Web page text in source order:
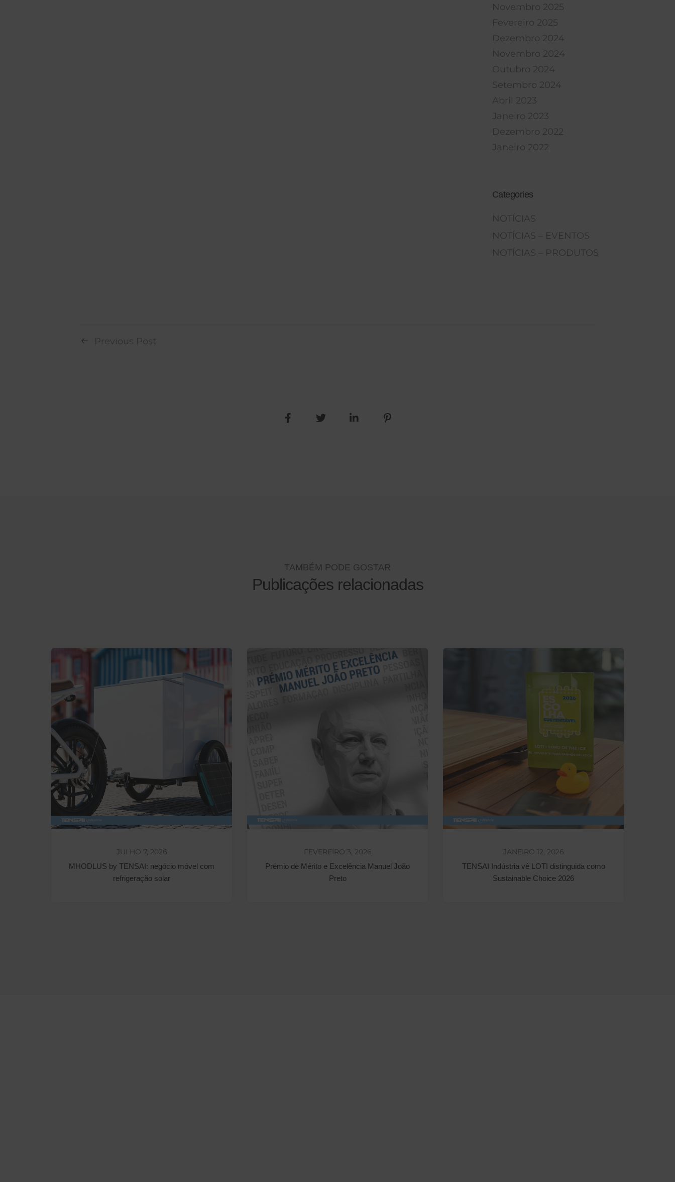
Novembro 2025
Fevereiro 2025
Dezembro 2024
Novembro 2024
Outubro 2024
Setembro 2024
Abril 2023
Janeiro 2023
Dezembro 2022
Janeiro 2022
Categories
NOTÍCIAS
NOTÍCIAS – EVENTOS
NOTÍCIAS – PRODUTOS
Previous Post
TAMBÉM PODE GOSTAR
Publicações relacionadas
JULHO 7, 2026
MHODLUS by TENSAI: negócio móvel com
refrigeração solar
FEVEREIRO 3, 2026
Prémio de Mérito e Excelência Manuel João
Preto
JANEIRO 12, 2026
TENSAI Indústria vê LOTI distinguida como
Sustainable Choice 2026